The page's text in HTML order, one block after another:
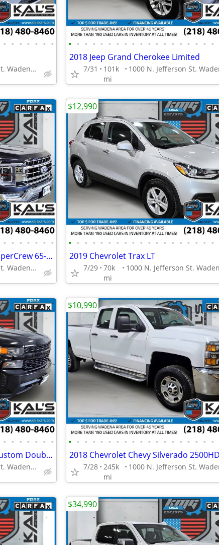
• • • • • • •
1000 N. Jefferson St. Wadena, MN 56482
• • • • • • • • • • • • • • • • • • •
2018 Jeep Grand Cherokee Limited
7/31
101k
mi
• • • • • • •
2021 Ford F150 F 150 F-150 XL SuperCrew 65-ft Bed
1000 N. Jefferson St. Wadena, MN 56482
• • • • • • • • • • • • • • • • • • •
2019 Chevrolet Trax LT
7/29 70k
mi
$12,990
• • • • • • •
2020 Chevrolet Silverado 1500 Custom Double Cab
1000 N. Jefferson St. Wadena, MN 56482
• • • • • • • • • • • • • • • • • • •
7/28 245k
mi
$10,990
$34,990